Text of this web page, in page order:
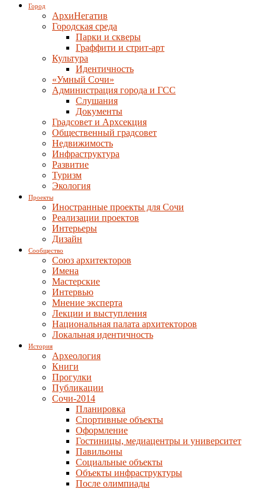
Город
АрхиНегатив
Городская среда
Парки и скверы
Граффити и стрит-арт
Культура
Идентичность
«Умный Сочи»
Администрация города и ГСС
Слушания
Документы
Градсовет и Архсекция
Общественный градсовет
Недвижимость
Инфраструктура
Развитие
Туризм
Экология
Проекты
Иностранные проекты для Сочи
Реализации проектов
Интерьеры
Дизайн
Сообщество
Союз архитекторов
Имена
Мастерские
Интервью
Мнение эксперта
Лекции и выступления
Национальная палата архитекторов
Локальная идентичность
История
Археология
Книги
Прогулки
Публикации
Сочи-2014
Планировка
Спортивные объекты
Оформление
Гостиницы, медиацентры и университет
Павильоны
Социальные объекты
Объекты инфраструктуры
После олимпиады